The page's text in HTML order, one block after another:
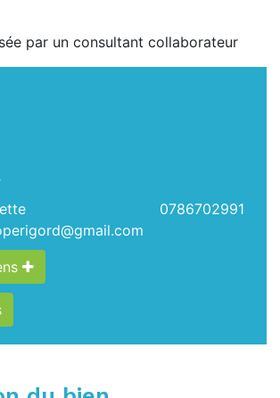
par un consultant collaborateur
0786702991